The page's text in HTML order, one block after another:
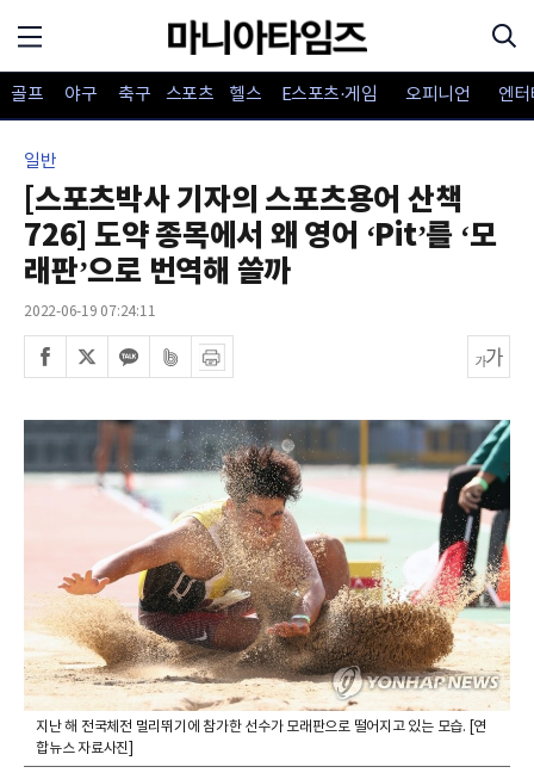
골프 야구 축구 스포츠 헬스 E스포츠·게임 오피니언 엔
일반
[스포츠박사 기자의 스포츠용어 산책
726] 도약 종목에서 왜 영어 ‘Pit’를 ‘모
래판’으로 번역해 쓸까
2022-06-19 07:24:11
지난 해 전국체전 멀리뛰기에 참가한 선수가 모래판으로 떨어지고 있는 모습. [연
합뉴스 자료사진]